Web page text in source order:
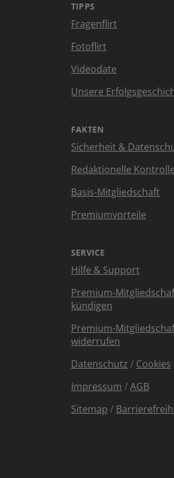
TIPPS
Fragenflirt
Fotoflirt
Videodate
Unsere
FAKTEN
Sicherheit &
Redaktionelle Kontrolle
Basis-Mitgliedschaft
Premiumvorteile
SERVICE
Hilfe & Support
Premium-
kündigen
Premium-
widerrufen
Datenschutz / Cookies
Impressum /AGB
Sitemap /